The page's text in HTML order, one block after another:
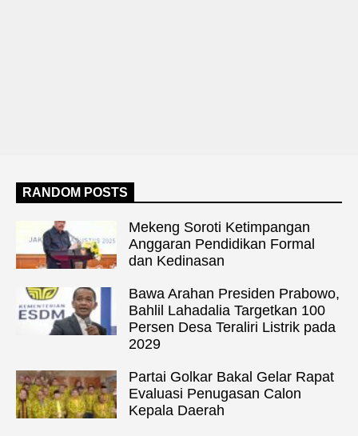
RANDOM POSTS
Mekeng Soroti Ketimpangan
Anggaran Pendidikan Formal
dan Kedinasan
Bawa Arahan Presiden Prabowo,
Bahlil Lahadalia Targetkan 100
Persen Desa Teraliri Listrik pada
2029
Partai Golkar Bakal Gelar Rapat
Evaluasi Penugasan Calon
Kepala Daerah